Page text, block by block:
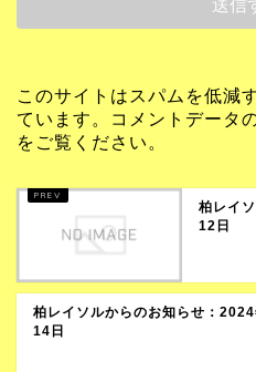
このサイトはスパムを低減
ています。
コメントデータ
をご覧ください 。
柏レイ
12日
柏レイソルからのお知らせ：2024
14日